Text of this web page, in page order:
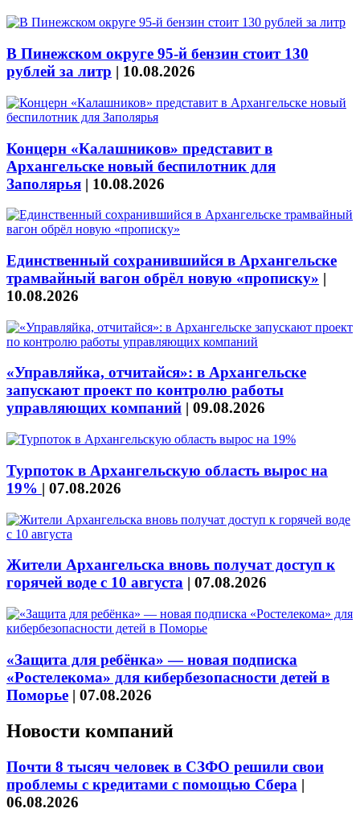
В Пинежском округе 95-й бензин стоит 130
рублей за литр | 10.08.2026
Концерн «Калашников» представит в
Архангельске новый беспилотник для
Заполярья | 10.08.2026
Единственный сохранившийся в Архангельске
трамвайный вагон обрёл новую «прописку» |
10.08.2026
«Управляйка, отчитайся»: в Архангельске
запускают проект по контролю работы
управляющих компаний | 09.08.2026
Турпоток в Архангельскую область вырос на
19% | 07.08.2026
Жители Архангельска вновь получат доступ к
горячей воде с 10 августа | 07.08.2026
«Защита для ребёнка» — новая подписка
«Ростелекома» для кибербезопасности детей в
Поморье | 07.08.2026
Новости компаний
Почти 8 тысяч человек в СЗФО решили свои
проблемы с кредитами с помощью Сбера |
06.08.2026